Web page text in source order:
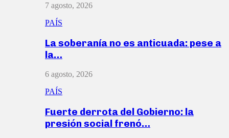
7 agosto, 2026
PAÍS
La soberanía no es anticuada: pese a
la…
6 agosto, 2026
PAÍS
Fuerte derrota del Gobierno: la
presión social frenó…